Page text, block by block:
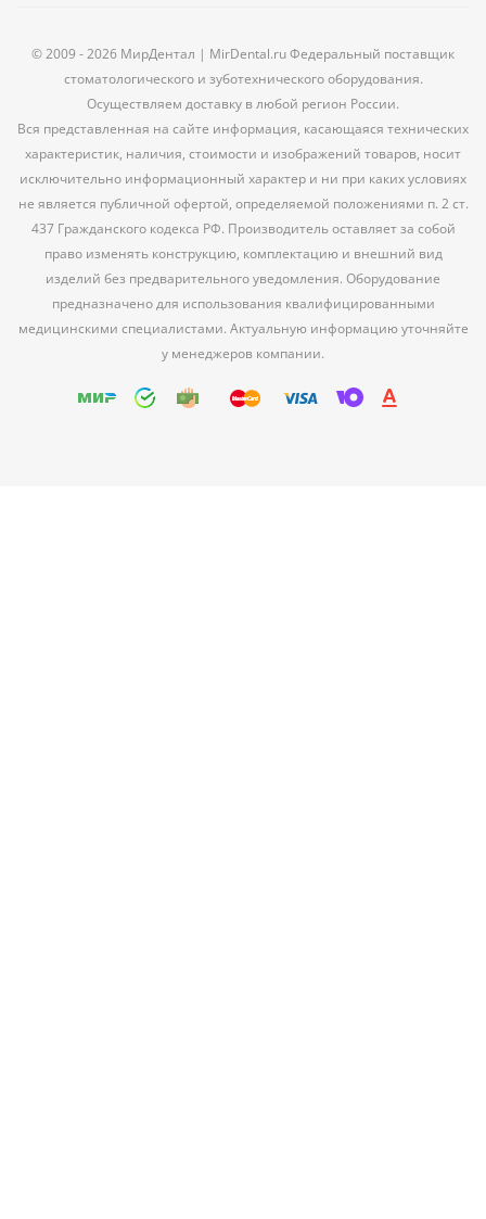
© 2009 - 2026 МирДентал | MirDental.ru Федеральный поставщик
стоматологического и зуботехнического оборудования.
Осуществляем доставку в любой регион России.
Вся представленная на сайте информация, касающаяся технических
характеристик, наличия, стоимости и изображений товаров, носит
исключительно информационный характер и ни при каких условиях
не является публичной офертой, определяемой положениями п. 2 ст.
437 Гражданского кодекса РФ. Производитель оставляет за собой
право изменять конструкцию, комплектацию и внешний вид
изделий без предварительного уведомления. Оборудование
предназначено для использования квалифицированными
медицинскими специалистами. Актуальную информацию уточняйте
у менеджеров компании.